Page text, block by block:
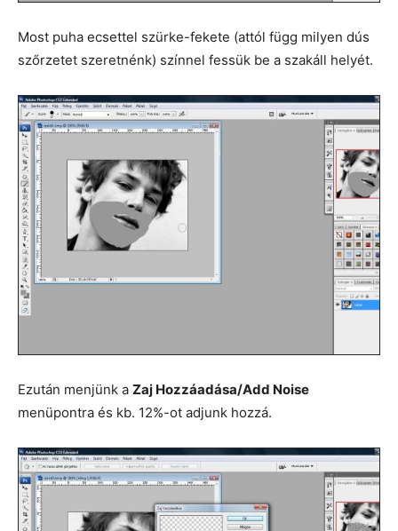
Most puha ecsettel szürke-fekete (attól függ milyen dús
szőrzetet szeretnénk) színnel fessük be a szakáll helyét.
Ezután menjünk a Zaj Hozzáadása/Add Noise
menüpontra és kb. 12%-ot adjunk hozzá.